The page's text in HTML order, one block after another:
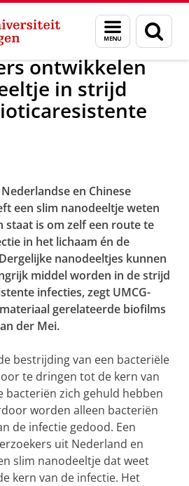
Menu
en
zoeken
Nieuwsberichten
ontwikkelen
in strijd
en Chinese
een slim nanodeeltje weten
staat is om zelf een route te
in het lichaam én de
nanodeeltjes kunnen
middel worden in de strijd
infecties, zegt UMCG-
gerelateerde biofilms
der Mei.
bestrijding van een bacteriële
te dringen tot de kern van
bacteriën zich gehuld hebben
worden alleen bacteriën
de infectie gedood. Een
uit Nederland en
slim nanodeeltje dat weet
kern van de infectie. Het